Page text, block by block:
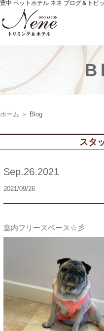
豊中 ペットホテル ネネ ブログ＆トピ
ホーム ＞ Blog
スタ
Sep.26.2021
2021/09/26
室内フリースペース☆彡